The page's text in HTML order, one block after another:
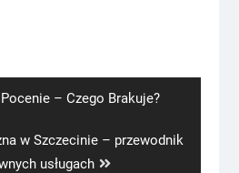
– Czego Brakuje?
w Szczecinie – przewodnik
usługach